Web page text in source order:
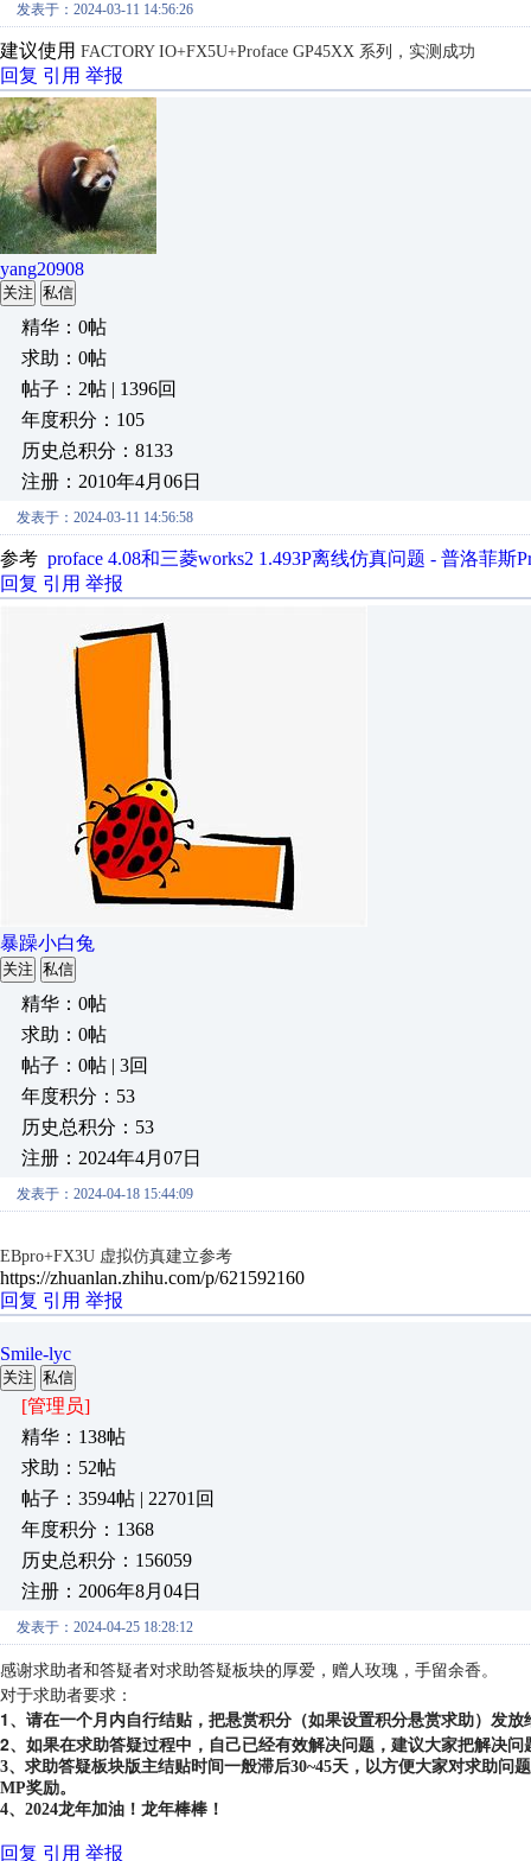
发表于：2024-03-11 14:56:26
建议使用 FACTORY IO+FX5U+Proface GP45XX 系列，实测成功
回复 引用 举报
yang20908
关注 私信
精华：0帖
求助：0帖
帖子：2帖 | 1396回
年度积分：105
历史总积分：8133
注册：2010年4月06日
发表于：2024-03-11 14:56:58
参考 proface 4.08和三菱works2 1.493P离线仿真问题 - 普洛菲斯
回复 引用 举报
暴躁小白兔
关注 私信
精华：0帖
求助：0帖
帖子：0帖 | 3回
年度积分：53
历史总积分：53
注册：2024年4月07日
发表于：2024-04-18 15:44:09
EBpro+FX3U 虚拟仿真建立参考
https://zhuanlan.zhihu.com/p/621592160
回复 引用 举报
Smile-lyc
关注 私信
[管理员]
精华：138帖
求助：52帖
帖子：3594帖 | 22701回
年度积分：1368
历史总积分：156059
注册：2006年8月04日
发表于：2024-04-25 18:28:12
感谢求助者和答疑者对求助答疑板块的厚爱，赠人玫瑰，手留余香。
对于求助者要求：
1、请在一个月内自行结贴，把悬赏积分（如果设置积分悬赏求助）发放
2、如果在求助答疑过程中，自己已经有效解决问题，建议大家把解决
3、求助答疑板块版主结贴时间一般滞后30~45天，以方便大家对求助
MP奖励。
4、2024龙年加油！龙年棒棒！
回复 引用 举报